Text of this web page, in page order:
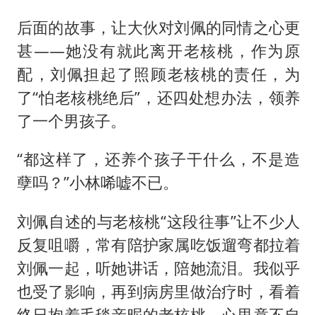
后面的故事，让大伙对刘佩的同情之心更
甚——她没有就此离开老核桃，作为原
配，刘佩担起了照顾老核桃的责任，为
了“怕老核桃绝后”，还四处想办法，领养
了一个男孩子。
“都这样了，还养个孩子干什么，不是造
孽吗？”小林唏嘘不已。
刘佩自述的与老核桃“这段往事”让不少人
反复咀嚼，常有陪护家属吃饭遛弯都拉着
刘佩一起，听她讲话，陪她流泪。我似乎
也受了影响，再到病房里做治疗时，看着